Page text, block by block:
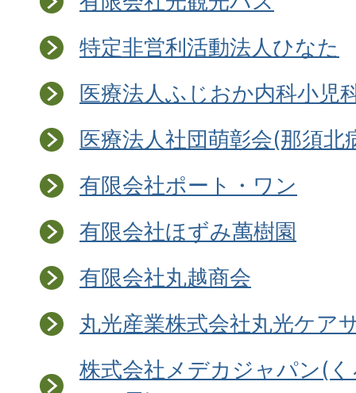
特定非営利活動法人ひなた
医療法人ふじおか内科小児
医療法人社団萌彰会(那須北
有限会社ポート・ワン
有限会社ほずみ萬樹園
有限会社丸越商会
丸光産業株式会社丸光ケア
株式会社メデカジャパン(